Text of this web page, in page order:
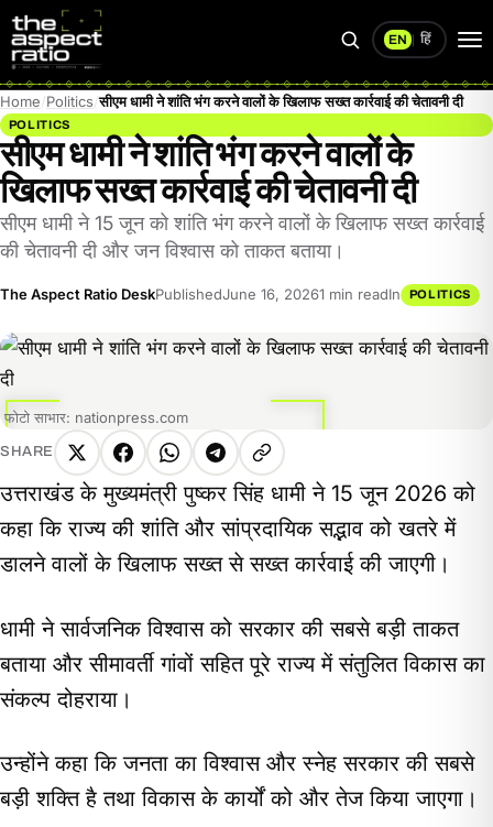
Search
EN हिं
Home Politics सीएम धामी ने शांति भंग करने वालों के खिलाफ सख्त कार्रवाई की चेतावनी दी
POLITICS
सीएम धामी ने शांति भंग करने वालों के
खिलाफ सख्त कार्रवाई की चेतावनी दी
सीएम धामी ने 15 जून को शांति भंग करने वालों के खिलाफ सख्त कार्रवाई
की चेतावनी दी और जन विश्वास को ताकत बताया।
The Aspect Ratio DeskPublishedJune 16, 20261 min readIn POLITICS
फोटो साभार: nationpress.com
SHARE
X FacebookWhatsApp
Telegram
Copy
link
उत्तराखंड के मुख्यमंत्री पुष्कर सिंह धामी ने 15 जून 2026 को
कहा कि राज्य की शांति और सांप्रदायिक सद्भाव को खतरे में
डालने वालों के खिलाफ सख्त से सख्त कार्रवाई की जाएगी।
धामी ने सार्वजनिक विश्वास को सरकार की सबसे बड़ी ताकत
बताया और सीमावर्ती गांवों सहित पूरे राज्य में संतुलित विकास का
संकल्प दोहराया।
उन्होंने कहा कि जनता का विश्वास और स्नेह सरकार की सबसे
बड़ी शक्ति है तथा विकास के कार्यों को और तेज किया जाएगा।